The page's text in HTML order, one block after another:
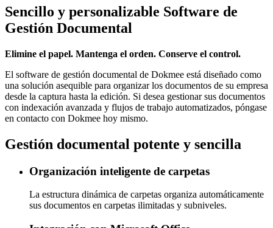
Sencillo y personalizable Software de
Gestión Documental
Elimine el papel. Mantenga el orden. Conserve el control.
El software de gestión documental de Dokmee está diseñado como
una solución asequible para organizar los documentos de su empresa
desde la captura hasta la edición. Si desea gestionar sus documentos
con indexación avanzada y flujos de trabajo automatizados, póngase
en contacto con Dokmee hoy mismo.
Gestión documental potente y sencilla
Organización inteligente de carpetas
La estructura dinámica de carpetas organiza automáticamente
sus documentos en carpetas ilimitadas y subniveles.